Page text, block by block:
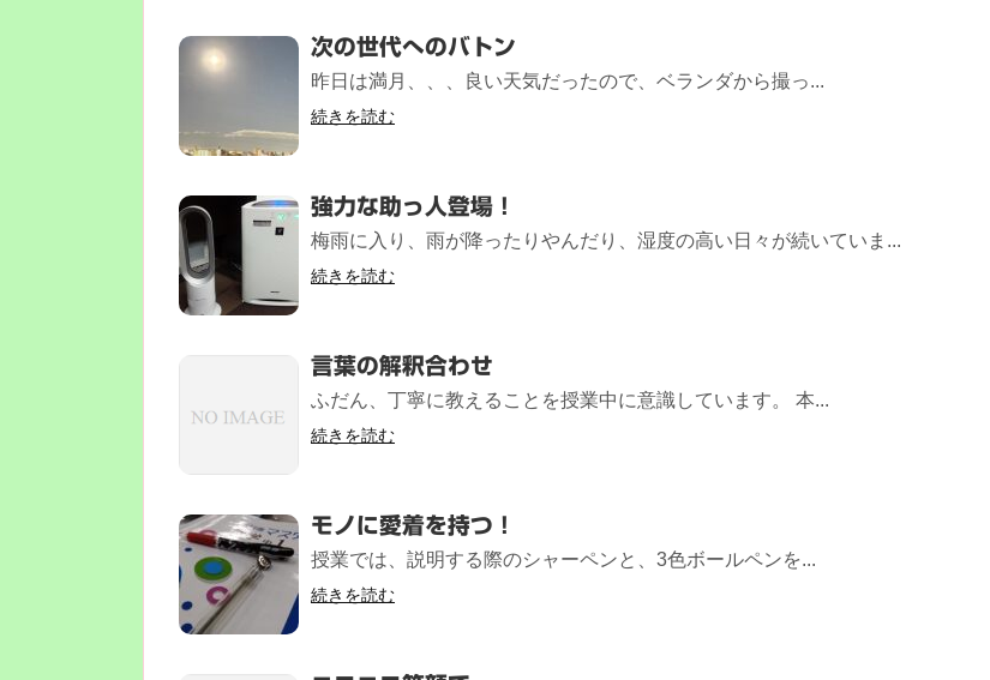
次の世代へのバトン
昨日は満月、、、良い天気だったので、ベランダから撮っ...
続きを読む
強力な助っ人登場！
梅雨に入り、雨が降ったりやんだり、湿度の高い日々が続いていま...
続きを読む
言葉の解釈合わせ
ふだん、丁寧に教えることを授業中に意識しています。 本...
続きを読む
モノに愛着を持つ！
授業では、説明する際のシャーペンと、3色ボールペンを...
続きを読む